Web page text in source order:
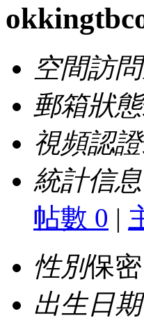
空間訪
郵箱狀態
視頻認證
統計信息
帖數 0 |
性別保密
出生日期